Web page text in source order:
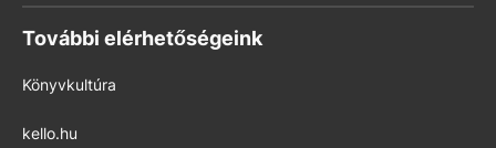
További elérhetőségeink
Könyvkultúra
kello.hu